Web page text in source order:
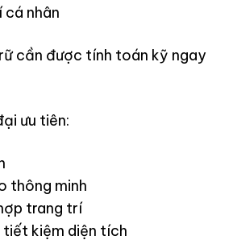
nhân
cần được tính toán kỹ ngay
ưu tiên:
thông minh
trang trí
tiết kiệm diện tích